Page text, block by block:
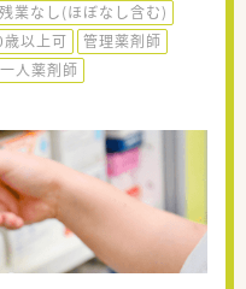
残業なし(ほぼなし含む)
以上可
管理薬剤師
一人薬剤師